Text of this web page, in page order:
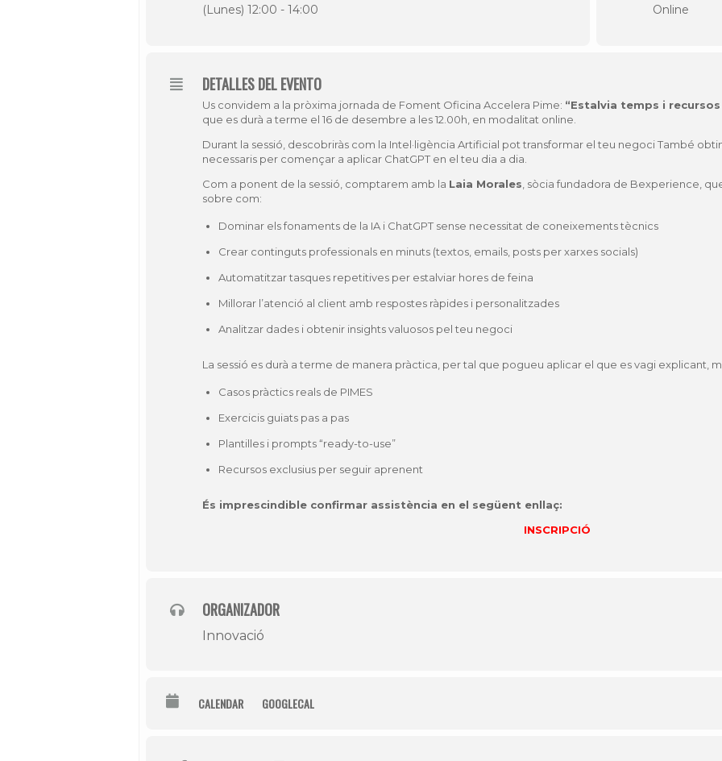
(Lunes) 12:00 - 14:00 Online
DETALLES DEL EVENTO
Us convidem a la pròxima jornada de Foment Oficina Accelera Pime: “Estalvia temps i
que es durà a terme el 16 de desembre a les 12.00h, en modalitat online.
Durant la sessió, descobriràs com la Intel·ligència Artificial pot transformar el teu negoci També
necessaris per començar a aplicar ChatGPT en el teu dia a dia.
Com a ponent de la sessió, comptarem amb la Laia Morales , sòcia fundadora de Bexperience,
sobre com:
Dominar els fonaments de la IA i ChatGPT sense necessitat de coneixements tècnics
Crear continguts professionals en minuts (textos, emails, posts per xarxes socials)
Automatitzar tasques repetitives per estalviar hores de feina
Millorar l’atenció al client amb respostes ràpides i personalitzades
Analitzar dades i obtenir insights valuosos pel teu negoci
La sessió es durà a terme de manera pràctica, per tal que pogueu aplicar el que es vagi explicant,
Casos pràctics reals de PIMES
Exercicis guiats pas a pas
Plantilles i prompts “ready-to-use”
Recursos exclusius per seguir aprenent
És imprescindible confirmar assistència en el següent enllaç:
INSCRIPCIÓ
ORGANIZADOR
Innovació
CALENDAR GOOGLECAL